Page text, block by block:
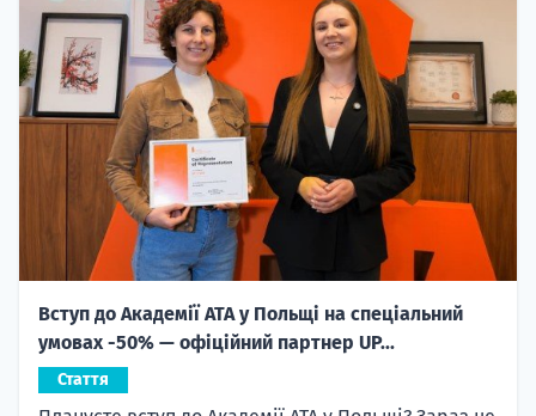
Вступ до Академії ATA у Польщі на спеціальний
умовах -50% — офіційний партнер UP...
Стаття